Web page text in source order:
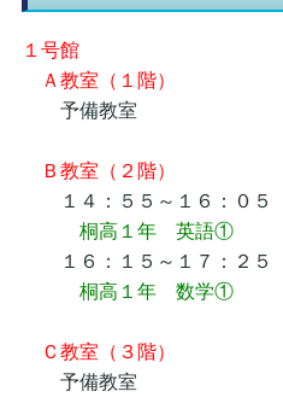
１号館
Ａ教室（１階）
予備教室
Ｂ教室（２階）
１４：５５～１６：０５
桐高１年 英語①
１６：１５～１７：２５
桐高１年 数学①
Ｃ教室（３階）
予備教室